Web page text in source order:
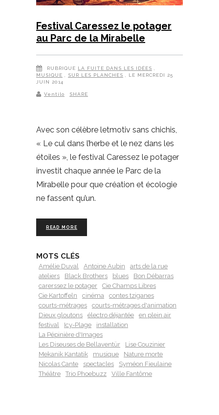
Festival Caressez le potager
au Parc de la Mirabelle
RUBRIQUE LA FUITE DANS LES IDÉES ,
MUSIQUE , SUR LES PLANCHES , LE MERCREDI 25
JUIN 2014
Ventilo SHARE
Avec son célèbre letmotiv sans chichis,
« Le cul dans l’herbe et le nez dans les
étoiles », le festival Caressez le potager
investit chaque année le Parc de la
Mirabelle pour que création et écologie
ne fassent qu’un.
READ MORE
MOTS CLÉS
Amélie Duval Antoine Aubin
arts de la rue
ateliers
Black Brothers blues
Bon Débarras
carerssez le potager
Cie Champs Libres
Cie Kartoffeln
cinéma
contes tziganes
courts-métrages
courts-métrages d'animation
Dieux gloutons
électro déjantée
en plein air
festival
Icy-Plage
installation
La Pépinière d'Images
Les Diseuses de Bellaventür
Lise Couzinier
Mekanik Kantatik
musique
Nature morte
Nicolas Cante
spectacles
Syméon Fieulaine
Théâtre
Trio Phoebuzz Ville Fantôme